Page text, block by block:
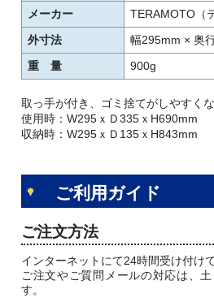
メーカー
TERAMOTO（
外寸法
幅295mm × 奥
重 量
900g
取っ手が付き、ゴミ捨てがしやすくな
使用時：W295ｘＤ335ｘH690mm
収納時：W295ｘＤ135ｘH843mm
ご利用ガイド
ご注文方法
インターネットにて24時間受け付け
ご注文やご質問メールの対応は、
す。